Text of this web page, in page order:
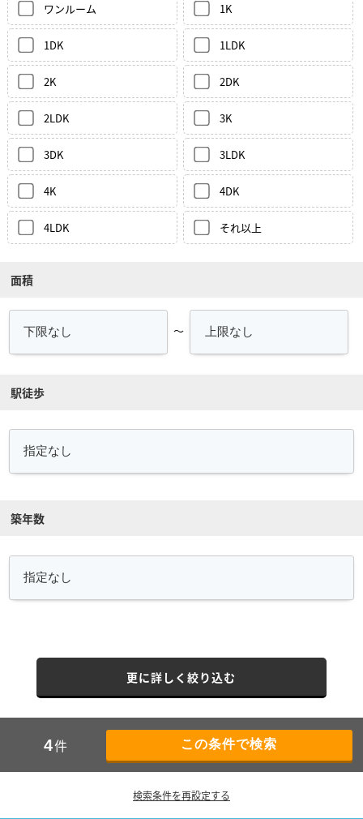
ワンルーム 1K
1DK 1LDK
2K 2DK
2LDK 3K
3DK 3LDK
4K 4DK
4LDK それ以上
面積
～
駅徒歩
築年数
更に詳しく絞り込む
4件
検索条件を再設定する